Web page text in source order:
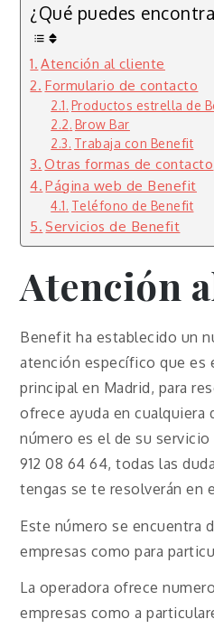
¿Qué puedes
Atención al cliente
Formulario de contacto
Productos estrella de
Brow Bar
Trabaja con Benefit
Otras formas de contacto
Página web de Benefit
Teléfono de Benefit
Servicios de Benefit
Atención
Benefit ha establecido un
atención específico que es
principal en Madrid, para
ofrece ayuda en cualquiera
número es el de su
912 08 64 64, todas las
tengas se te resolverán en
Este número se encuentra
empresas como para
La operadora ofrece
empresas como a